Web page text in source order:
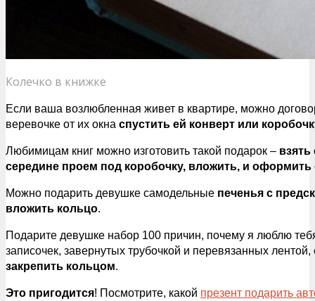
Колечко в книжке
Если ваша возлюбленная живет в квартире, можно
веревочке от их окна спустить ей конверт или
Любимицам книг можно изготовить такой подарок – взять
середине проем под коробочку, вложить, и оформить
Можно подарить девушке самодельные печенья с
вложить кольцо.
Подарите девушке набор 100 причин, почему я люблю
записочек, завернутых трубочкой и перевязанных лентой,
закрепить кольцом.
Это пригодится! Посмотрите, какой презент подарить